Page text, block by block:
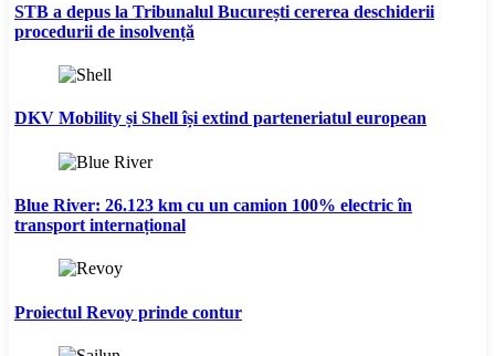
STB a depus la Tribunalul București cererea deschiderii
procedurii de insolvență
DKV Mobility și Shell își extind parteneriatul european
Blue River: 26.123 km cu un camion 100% electric în
transport internațional
Proiectul Revoy prinde contur